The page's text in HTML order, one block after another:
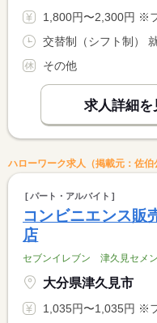
1,800円〜2,300円 ※フルタイム求人の場合
その他
求人詳細を
ハローワーク求人（掲載元：佐伯
パート・アルバイト
コンビニエンス
店
セブンイレブン 津久見セメ
大分県津久見市
1,035円〜1,035円 ※フルタイム求人の場合